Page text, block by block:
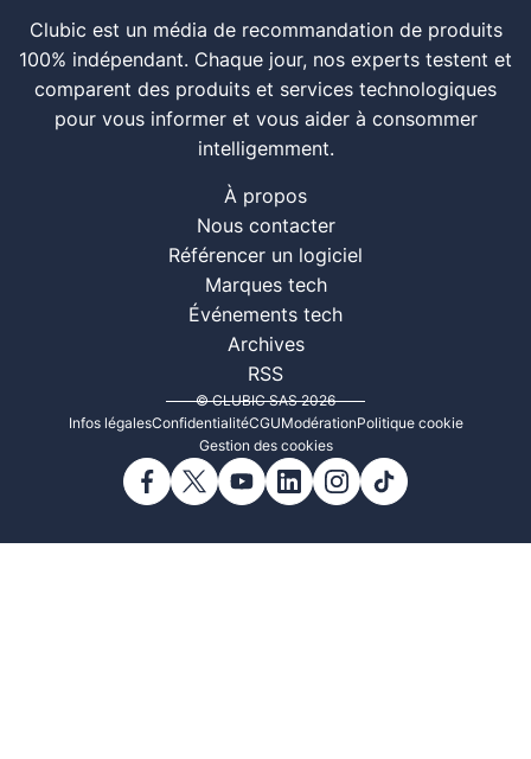
Clubic est un média de recommandation de produits
100% indépendant. Chaque jour, nos experts testent et
comparent des produits et services technologiques
pour vous informer et vous aider à consommer
intelligemment.
À propos
Nous contacter
Référencer un logiciel
Marques tech
Événements tech
Archives
RSS
© CLUBIC SAS 2026
Infos légalesConfidentialitéCGUModérationPolitique cookie
Gestion des cookies